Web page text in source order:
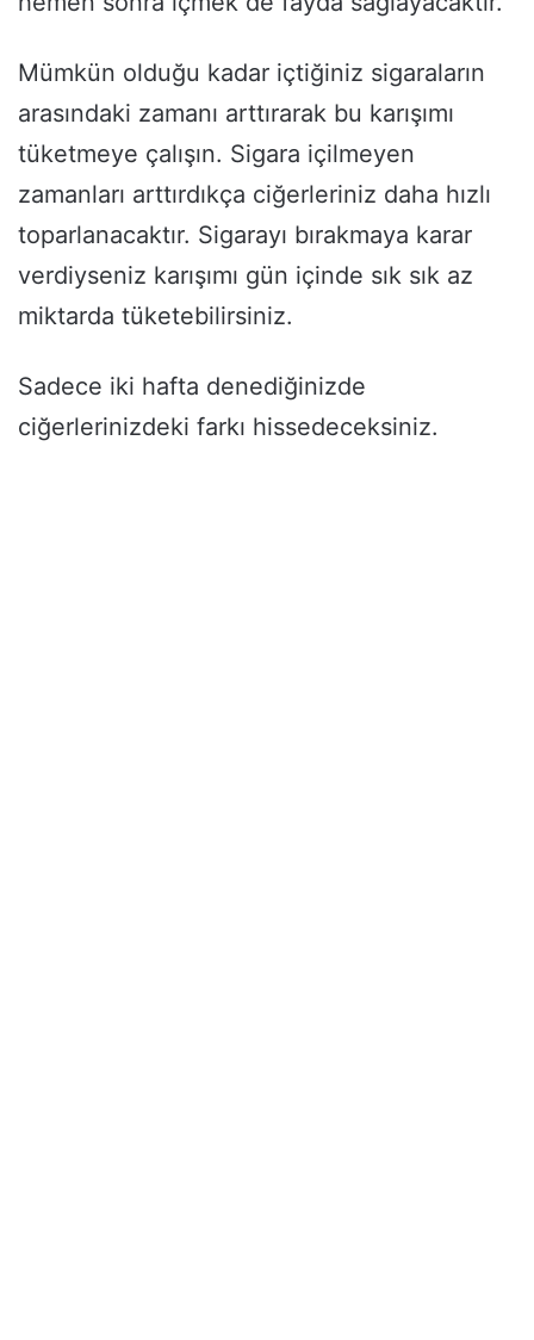
Mümkün olduğu kadar içtiğiniz sigaraların
arasındaki zamanı arttırarak bu karışımı
tüketmeye çalışın. Sigara içilmeyen
zamanları arttırdıkça ciğerleriniz daha hızlı
toparlanacaktır. Sigarayı bırakmaya karar
verdiyseniz karışımı gün içinde sık sık az
miktarda tüketebilirsiniz.
Sadece iki hafta denediğinizde
ciğerlerinizdeki farkı hissedeceksiniz.